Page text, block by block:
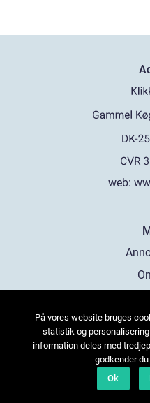
web:
På vores website bruges
statistik og
information deles med
godkender
Ok